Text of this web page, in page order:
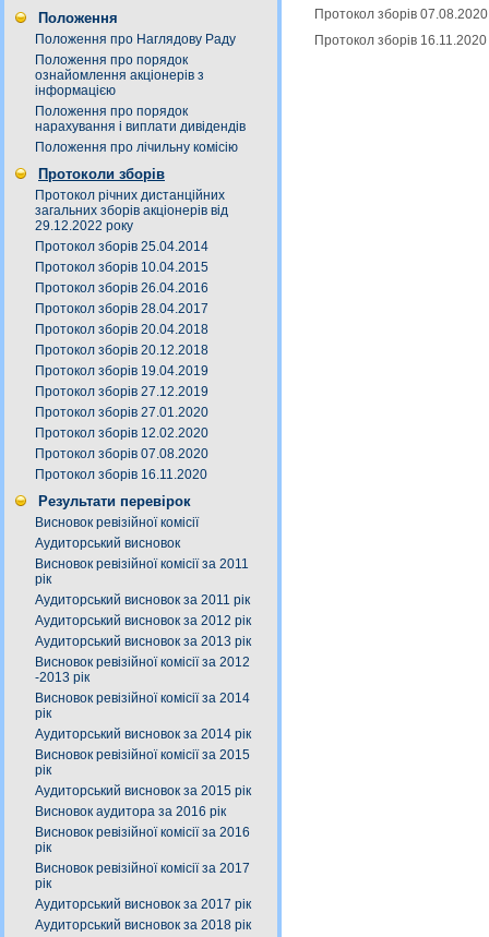
Положення
Положення про Наглядову Раду
Положення про порядок
ознайомлення акціонерів з
інформацією
Положення про порядок
нарахування і виплати дивідендів
Положення про лічильну комісію
Протоколи зборів
Протокол річних дистанційних
загальних зборів акціонерів від
29.12.2022 року
Протокол зборів 25.04.2014
Протокол зборів 10.04.2015
Протокол зборів 26.04.2016
Протокол зборів 28.04.2017
Протокол зборів 20.04.2018
Протокол зборів 20.12.2018
Протокол зборів 19.04.2019
Протокол зборів 27.12.2019
Протокол зборів 27.01.2020
Протокол зборів 12.02.2020
Протокол зборів 07.08.2020
Протокол зборів 16.11.2020
Результати перевірок
Висновок ревізійної комісії
Аудиторський висновок
Висновок ревізійної комісії за 2011
рік
Аудиторський висновок за 2011 рік
Аудиторський висновок за 2012 рік
Аудиторський висновок за 2013 рік
Висновок ревізійної комісії за 2012
-2013 рік
Висновок ревізійної комісії за 2014
рік
Аудиторський висновок за 2014 рік
Висновок ревізійної комісії за 2015
рік
Аудиторський висновок за 2015 рік
Висновок аудитора за 2016 рік
Висновок ревізійної комісії за 2016
рік
Висновок ревізійної комісії за 2017
рік
Аудиторський висновок за 2017 рік
Аудиторський висновок за 2018 рік
Протокол зборів
Протокол зборів